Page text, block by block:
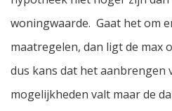
woningwaarde. Gaat het om
maatregelen, dan ligt de max
dus kans dat het aanbrengen
mogelijkheden valt maar de